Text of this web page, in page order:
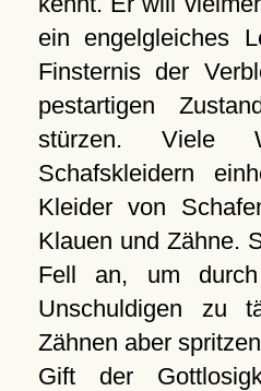
ein engelgleiches
Finsternis der
pestartigen
stürzen. Viele
Schafskleidern
Kleider von
Klauen und Zähne.
Fell an, um
Unschuldigen zu
Zähnen aber
Gift der